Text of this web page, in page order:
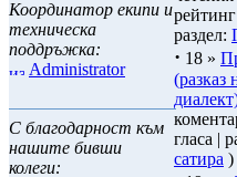
Координатор екипи и
техническа
поддръжка:
Administrator
С благодарност към
нашите бивши
колеги:
рейтинг
раздел:
· 18 »
(разказ
гласа |
сатира )